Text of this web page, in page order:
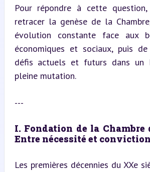
Pour répondre à cette
retracer la genèse de la
évolution constante face aux
économiques et sociaux, puis
défis actuels et futurs dans un
pleine mutation.
---
I. Fondation de la Chambre
Entre nécessité et conviction
Les premières décennies du XXe